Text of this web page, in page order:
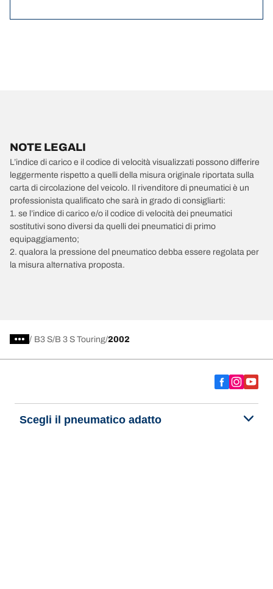
NOTE LEGALI
L’indice di carico e il codice di velocità visualizzati possono differire
leggermente rispetto a quelli della misura originale riportata sulla
carta di circolazione del veicolo. Il rivenditore di pneumatici è un
professionista qualificato che sarà in grado di consigliarti:
1. se l’indice di carico e/o il codice di velocità dei pneumatici
sostitutivi sono diversi da quelli dei pneumatici di primo
equipaggiamento;
2. qualora la pressione del pneumatico debba essere regolata per
la misura alternativa proposta.
/ B3 S B 3 S Touring 2002
Scegli il pneumatico adatto